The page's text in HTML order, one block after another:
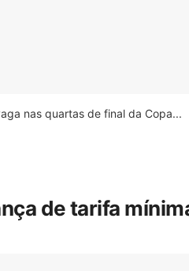
nas quartas de final da Copa...
de tarifa